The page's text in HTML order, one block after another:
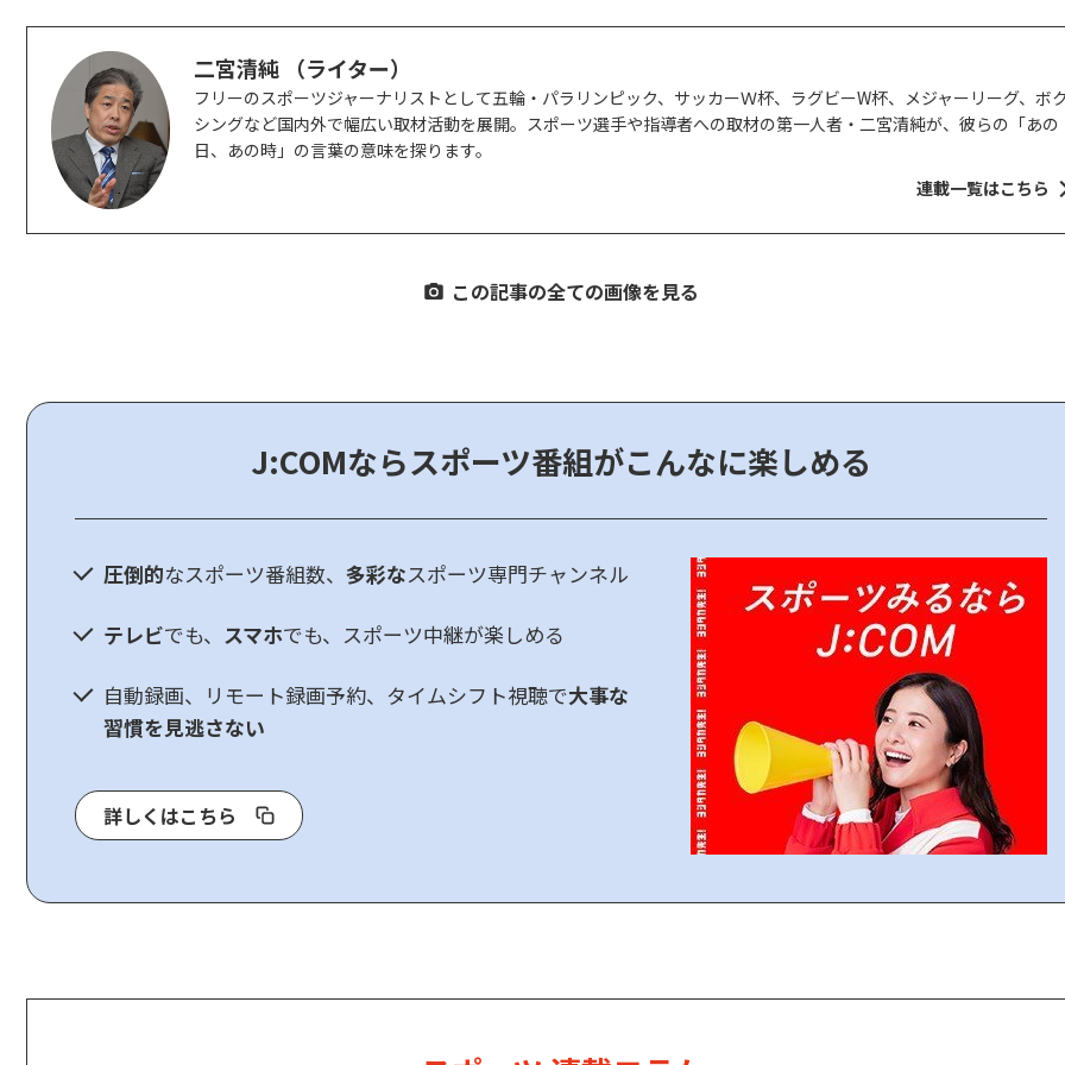
二宮清純 （ライター）
フリーのスポーツジャーナリストとして五輪・パラリンピック、サッカーＷ杯、ラグビーW杯、メジャーリーグ、ボ
シングなど国内外で幅広い取材活動を展開。スポーツ選手や指導者への取材の第一人者・二宮清純が、彼らの「あの
日、あの時」の言葉の意味を探ります。
連載一覧はこちら
この記事の全ての画像を見る
J:COMならスポーツ番組がこんなに楽しめる
圧倒的なスポーツ番組数、 多彩なスポーツ専門チャンネル
テレビでも、 スマホでも、スポーツ中継が楽しめる
自動録画、リモート録画予約、タイムシフト視聴で大事な
習慣を見逃さない
詳しくはこちら